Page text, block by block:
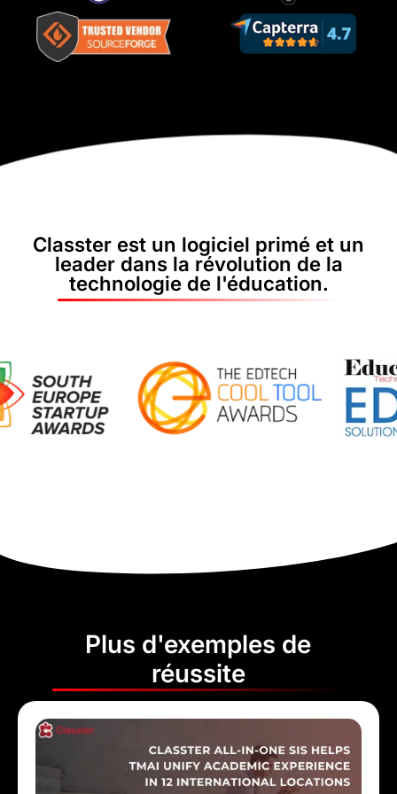
Classter est un logiciel primé et un
leader dans la révolution de la
technologie de l'éducation.
Plus d'exemples de
réussite